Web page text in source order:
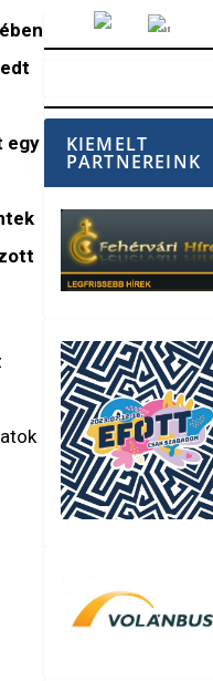
egy
KIEMELT
PARTNEREINK